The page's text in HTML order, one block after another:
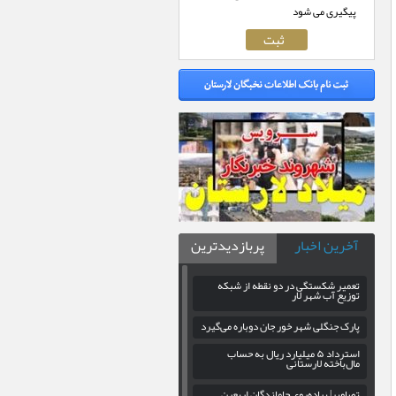
پیگیری می شود
آخرین اخبار پربازدیدترین
تعمیر شکستگی در دو نقطه از شبکه
توزیع آب شهر لار
پارک جنگلی شهر خور جان دوباره می‌گیرد
استرداد ۵ میلیارد ریال به حسابمال‌باخته لارستانی